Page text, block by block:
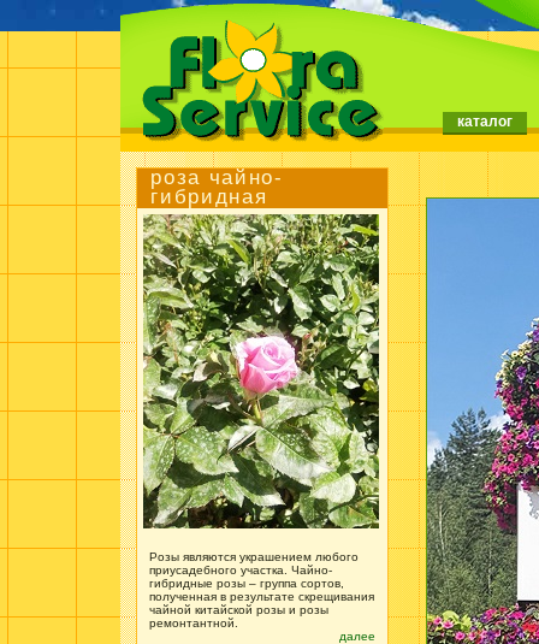
каталог
роза чайно-
гибридная
Розы являются украшением любого
приусадебного участка. Чайно-
гибридные розы – группа сортов,
полученная в результате скрещивания
чайной китайской розы и розы
ремонтантной.
далее